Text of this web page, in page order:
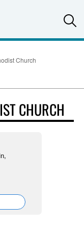
Church
CHURCH